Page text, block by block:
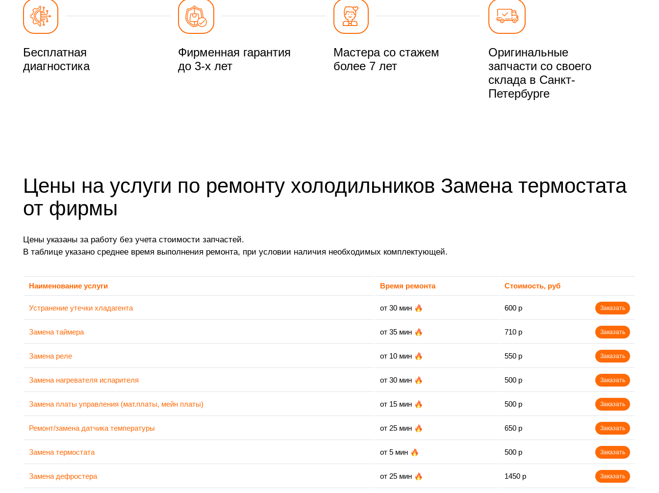
Бесплатная
диагностика
Фирменная гарантия
до 3-х лет
Мастера со стажем
более 7 лет
Оригинальные
запчасти со своего
склада в Санкт-
Петербурге
Цены на услуги по ремонту холодильников Замена термостата
от фирмы
Цены указаны за работу без учета стоимости запчастей.
В таблице указано среднее время выполнения ремонта, при условии наличия необходимых комплектующей.
Наименование услуги Время ремонта Стоимость, руб
Устранение утечки хладагента от 30 мин 600 р Заказать
Замена таймера от 35 мин 710 р Заказать
Замена реле от 10 мин 550 р Заказать
Замена нагревателя испарителя от 30 мин 500 р Заказать
Замена платы управления (мат.платы, мейн платы) от 15 мин 500 р Заказать
Ремонт/замена датчика температуры от 25 мин 650 р Заказать
Замена термостата от 5 мин 500 р Заказать
Замена дефростера от 25 мин 1450 р Заказать